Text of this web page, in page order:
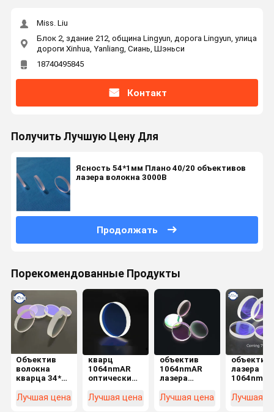
Miss. Liu
Блок 2, здание 212, община Lingyun, дорога Lingyun, улица
дороги Xinhua, Yanliang, Сиань, Шэньси
18740495845
Контакт
Получить Лучшую Цену Для
Ясность 54*1мм Плано 40/20 объективов
лазера волокна 3000В
Продолжать
Порекомендованные Продукты
Объектив
волокна
кварца 34*5
Windows
Лучшая цена
кварц
1064nmAR
оптически
7980 лазера
Лучшая цена
объектив
1064nmAR
лазера
оптически
Лучшая цена
объектив
лазера
1064nmAR
Corning
Лучшая